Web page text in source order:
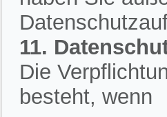
11.
Die
besteht, wenn